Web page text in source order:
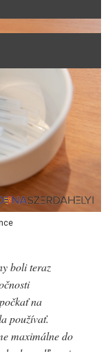
boli teraz
na
používať.
maximálne do